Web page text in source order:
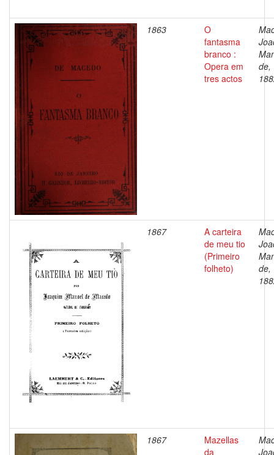
1863
O
fantasma
branco :
Opera em
tres actos
de,
1867
A carteira
de meu tio
(Primeiro
folheto)
de,
1867
Mazellas
da